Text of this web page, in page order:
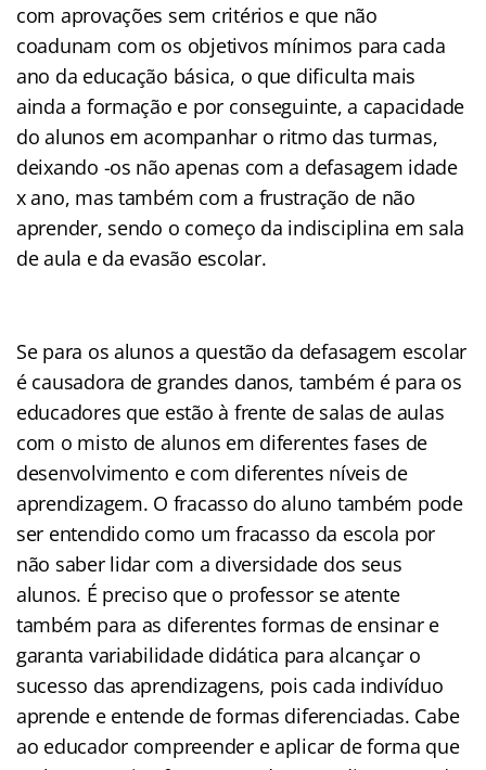
com aprovações sem critérios e que não
coadunam com os objetivos mínimos para cada
ano da educação básica, o que dificulta mais
ainda a formação e por conseguinte, a capacidade
do alunos em acompanhar o ritmo das turmas,
deixando -os não apenas com a defasagem idade
x ano, mas também com a frustração de não
aprender, sendo o começo da indisciplina em sala
de aula e da evasão escolar.
Se para os alunos a questão da defasagem escolar
é causadora de grandes danos, também é para os
educadores que estão à frente de salas de aulas
com o misto de alunos em diferentes fases de
desenvolvimento e com diferentes níveis de
aprendizagem. O fracasso do aluno também pode
ser entendido como um fracasso da escola por
não saber lidar com a diversidade dos seus
alunos. É preciso que o professor se atente
também para as diferentes formas de ensinar e
garanta variabilidade didática para alcançar o
sucesso das aprendizagens, pois cada indivíduo
aprende e entende de formas diferenciadas. Cabe
ao educador compreender e aplicar de forma que